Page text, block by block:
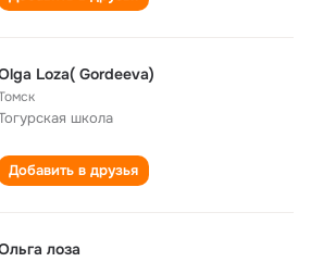
Loza( Gordeeva)
школа
Добавить в друзья
лоза